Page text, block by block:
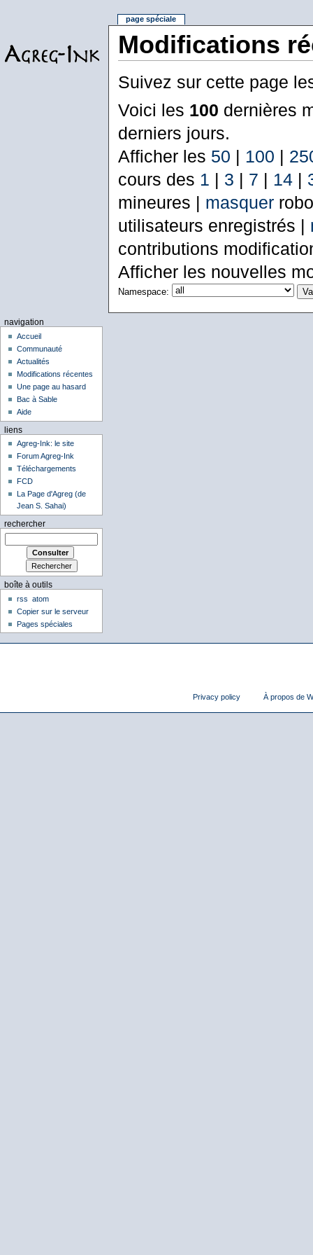
Modifications
Suivez sur cette page
Voici les 100 dernières
derniers jours.
Afficher les 50 | 100 |
cours des 1 | 3 | 7 | 14|
mineures | masquer
utilisateurs enregistrés |
contributions
Afficher les nouvelles
Namespace:
page spéciale
navigation
Accueil
Communauté
Actualités
Modifications récentes
Une page au hasard
Bac à Sable
Aide
liens
Agreg-Ink: le site
Forum Agreg-Ink
Téléchargements
FCD
La Page d'Agreg (de
Jean S. Sahai)
rechercher
boîte à outils
rss
atom
Copier sur le serveur
Pages spéciales
Privacy policy À propos de